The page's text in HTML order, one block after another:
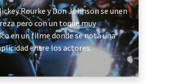
Rourke y Don Johnson se unen
pero con un toque muy
en un filme donde se nota una
entre los actores.